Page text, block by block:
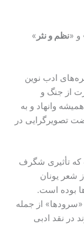
و «نظم و نثر »
چهره‌های ادب نوین
از جنگ و
وانهاد و به
تصویرگرایی در
که تأثیری شگرف
شعر یونان
بوده است.
از جمله‌
در نقد ادبی